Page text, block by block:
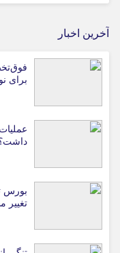
آخرین اخبار
برای
بورس
تغییر